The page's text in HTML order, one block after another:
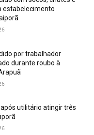
estabelecimento
por trabalhador
durante roubo à
utilitário atingir três